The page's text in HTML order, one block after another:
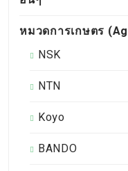
หมวดการเกษตร
NSK
NTN
Koyo
BANDO